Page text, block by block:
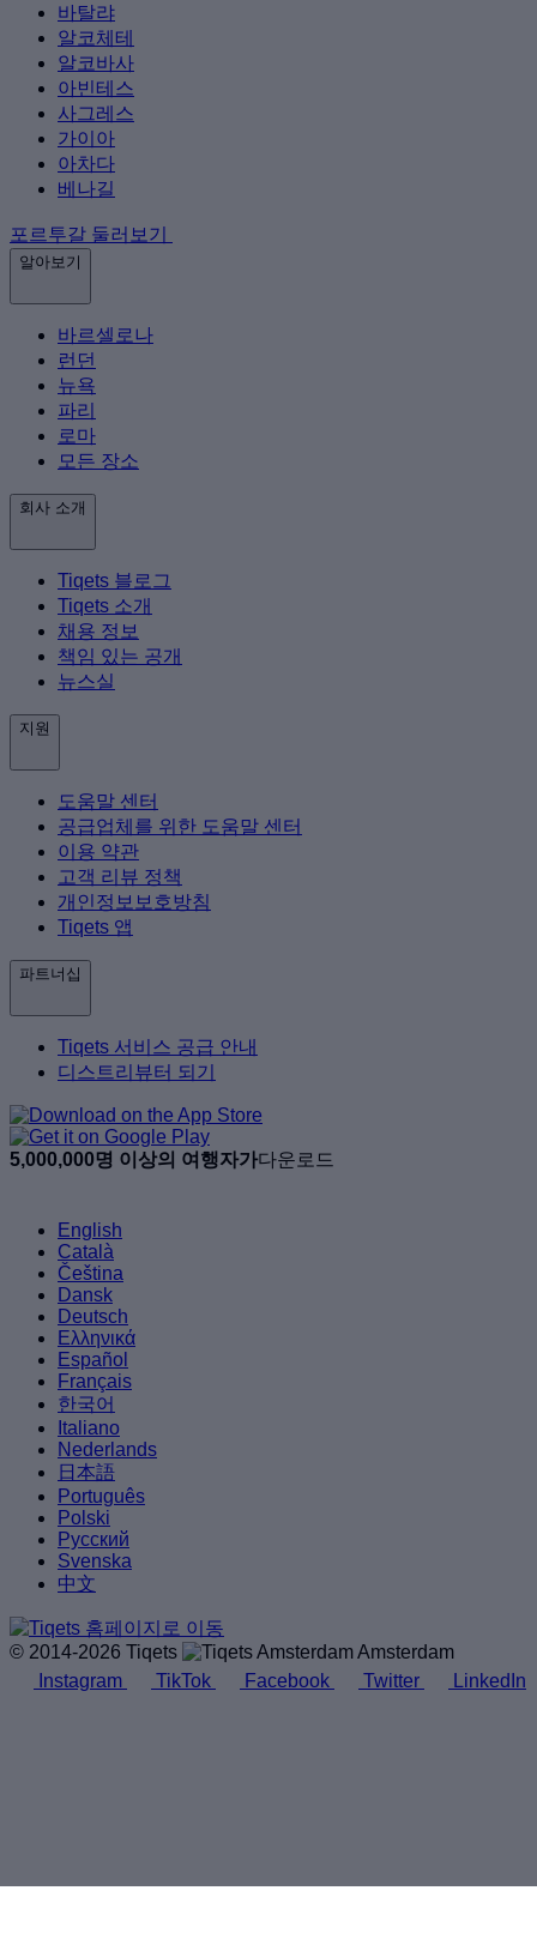
바탈랴
알코체테
알코바사
아빈테스
사그레스
가이아
아차다
베나길
포르투갈 둘러보기
알아보기
바르셀로나
런던
뉴욕
파리
로마
모든 장소
회사 소개
Tiqets 블로그
Tiqets 소개
채용 정보
책임 있는 공개
뉴스실
지원
도움말 센터
공급업체를 위한 도움말 센터
이용 약관
고객 리뷰 정책
개인정보보호방침
Tiqets 앱
파트너십
Tiqets 서비스 공급 안내
디스트리뷰터 되기
5,000,000명 이상의 여행자가다운로드
English
Català
Čeština
Dansk
Deutsch
Ελληνικά
Español
Français
한국어
Italiano
Nederlands
日本語
Português
Polski
Русский
Svenska
中文
© 2014-2026 Tiqets
Amsterdam
Instagram
TikTok Facebook Twitter LinkedIn